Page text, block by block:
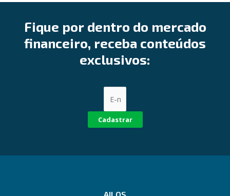
Fique por dentro do mercado
financeiro, receba conteúdos
exclusivos:
Cadastrar